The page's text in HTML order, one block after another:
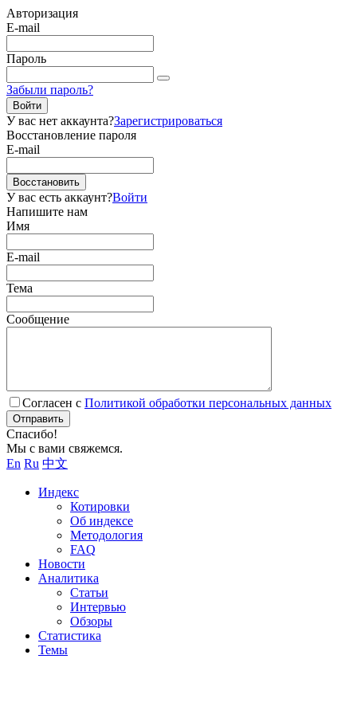
Авторизация
E-mail
Пароль
Забыли пароль?
Войти
У вас нет аккаунта?Зарегистрироваться
Восстановление пароля
E-mail
Восстановить
У вас есть аккаунт?Войти
Напишите нам
Имя
E-mail
Тема
Сообщение
Согласен с Политикой обработки персональных данных
Отправить
Спасибо!
Мы с вами свяжемся.
En Ru 中文
Индекс
Котировки
Об индексе
Методология
FAQ
Новости
Аналитика
Статьи
Интервью
Обзоры
Статистика
Темы